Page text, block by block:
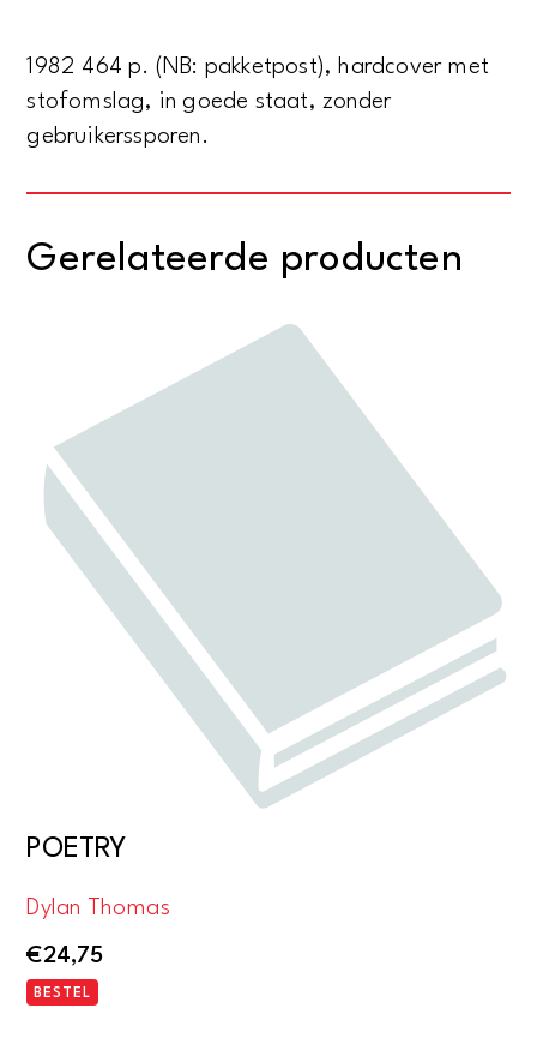
1982 464 p. (NB: pakketpost), hardcover met
stofomslag, in goede staat, zonder
gebruikerssporen.
Gerelateerde producten
POETRY
Dylan Thomas
€24,75
BESTEL